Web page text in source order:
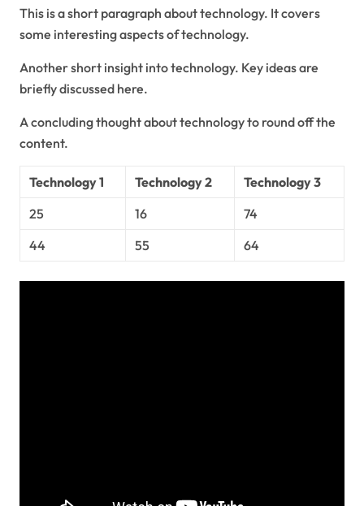
This is a short paragraph about technology. It covers
some interesting aspects of technology.
Another short insight into technology. Key ideas are
briefly discussed here.
A concluding thought about technology to round off the
content.
Technology 1 Technology 2
Technology 3
25
16
74
44
55 64